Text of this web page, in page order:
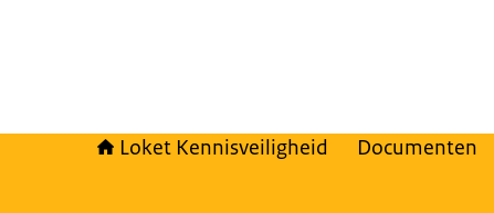
Loket Kennisveiligheid Documenten